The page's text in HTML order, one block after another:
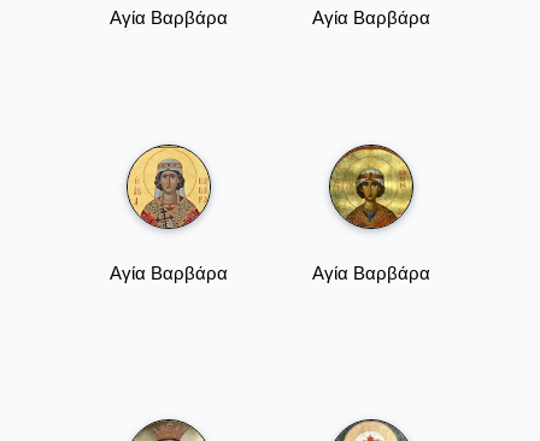
Αγία Βαρβάρα Αγία Βαρβάρα
Αγία Βαρβάρα Αγία Βαρβάρα